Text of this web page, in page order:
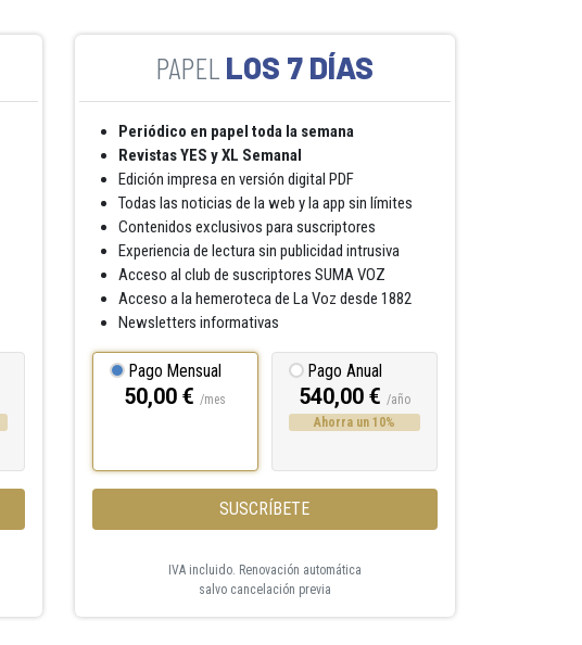
LOS 7 DÍAS
Periódico en papel toda la semana
Revistas YES y XL Semanal
Edición impresa en versión digital PDF
Todas las noticias de la web y la app sin límites
Contenidos exclusivos para suscriptores
Experiencia de lectura sin publicidad intrusiva
Acceso al club de suscriptores SUMA VOZ
Acceso a la hemeroteca de La Voz desde 1882
Newsletters informativas
Pago Mensual
50,00 €/mes
Pago Anual
540,00 €/año
Ahorra un 10%
SUSCRÍBETE
IVA incluido. Renovación automática
salvo cancelación previa